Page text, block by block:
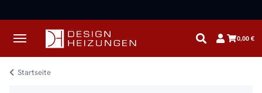
0,00 €
Startseite